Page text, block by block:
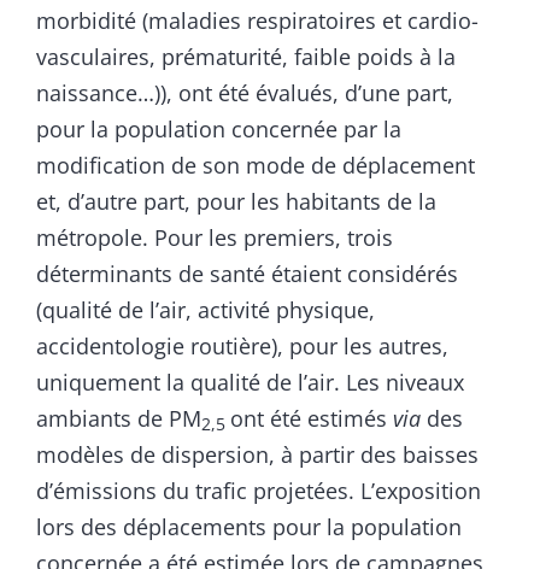
morbidité (maladies respiratoires et cardio-
vasculaires, prématurité, faible poids à la
naissance…)), ont été évalués, d’une part,
pour la population concernée par la
modification de son mode de déplacement
et, d’autre part, pour les habitants de la
métropole. Pour les premiers, trois
déterminants de santé étaient considérés
(qualité de l’air, activité physique,
accidentologie routière), pour les autres,
uniquement la qualité de l’air. Les niveaux
ambiants de PM2,5 ont été estimés via des
modèles de dispersion, à partir des baisses
d’émissions du trafic projetées. L’exposition
lors des déplacements pour la population
concernée a été estimée lors de campagnes